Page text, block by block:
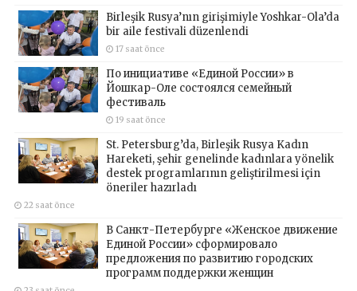
Birleşik Rusya’nın girişimiyle Yoshkar-Ola’da
bir aile festivali düzenlendi
17 saat önce
По инициативе «Единой России» в
Йошкар-Оле состоялся семейный
фестиваль
19 saat önce
St. Petersburg’da, Birleşik Rusya Kadın
Hareketi, şehir genelinde kadınlara yönelik
destek programlarının geliştirilmesi için
öneriler hazırladı
22 saat önce
В Санкт-Петербурге «Женское движение
Единой России» сформировало
предложения по развитию городских
программ поддержки женщин